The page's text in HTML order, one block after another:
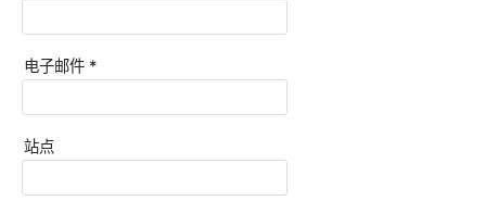
电子邮件 *
站点